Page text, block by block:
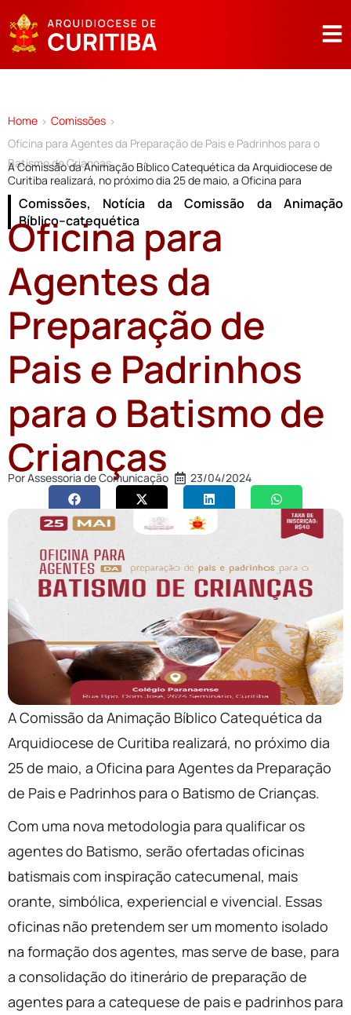
Home > Comissões >
Oficina para Agentes da Preparação de Pais e Padrinhos para o
Batismo de Crianças
A Comissão da Animação Bíblico Catequética da Arquidiocese de
Curitiba realizará, no próximo dia 25 de maio, a Oficina para
Comissões, Notícia da Comissão da Animação
Bíblico–catequética
Oficina para
Agentes da
Preparação de
Pais e Padrinhos
para o Batismo de
Crianças
PorAssessoria de Comunicação 23/04/2024
A Comissão da Animação Bíblico Catequética da
Arquidiocese de Curitiba realizará, no próximo dia
25 de maio, a Oficina para Agentes da Preparação
de Pais e Padrinhos para o Batismo de Crianças.
Com uma nova metodologia para qualificar os
agentes do Batismo, serão ofertadas oficinas
batismais com inspiração catecumenal, mais
orante, simbólica, experiencial e vivencial. Essas
oficinas não pretendem ser um momento isolado
na formação dos agentes, mas serve de base, para
a consolidação do itinerário de preparação de
agentes para a catequese de pais e padrinhos para